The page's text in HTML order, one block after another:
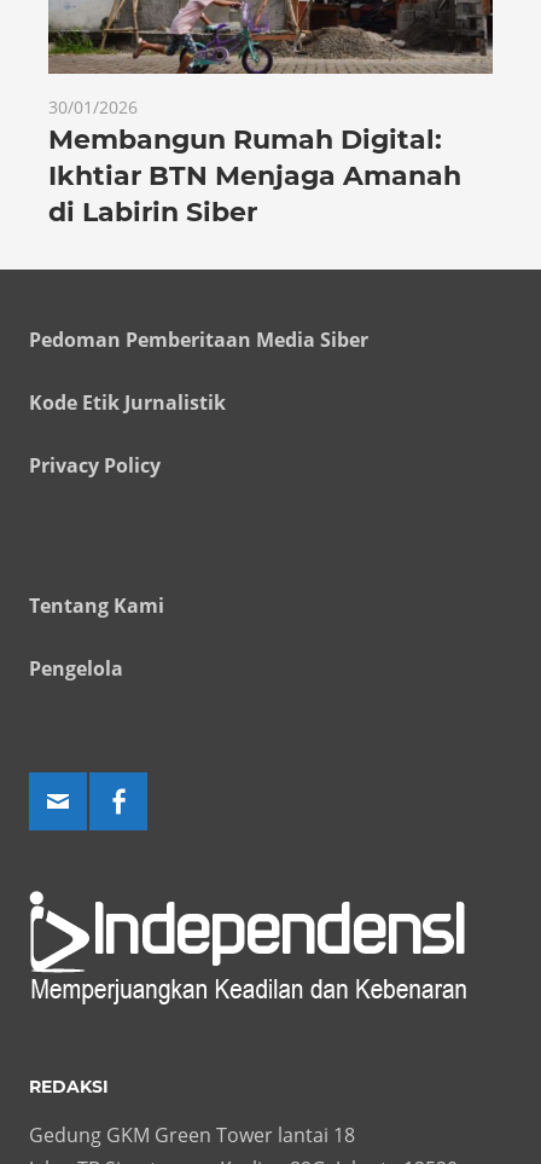
30/01/2026
Membangun Rumah Digital:
Ikhtiar BTN Menjaga Amanah
di Labirin Siber
Pedoman Pemberitaan Media Siber
Kode Etik Jurnalistik
Privacy Policy
Tentang Kami
Pengelola
REDAKSI
Gedung GKM Green Tower lantai 18